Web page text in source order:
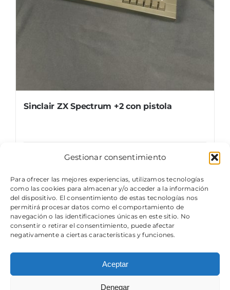
Gestionar consentimiento
Para ofrecer las mejores experiencias, utilizamos tecnologías
como las cookies para almacenar y/o acceder a la información
del dispositivo. El consentimiento de estas tecnologías nos
permitirá procesar datos como el comportamiento de
navegación o las identificaciones únicas en este sitio. No
consentir o retirar el consentimiento, puede afectar
negativamente a ciertas características y funciones.
Aceptar
Denegar
Sinclair ZX Spectrum +2 con pistola
Details
© Copyright 2024 - 2026 | Componentes Usados ORG,